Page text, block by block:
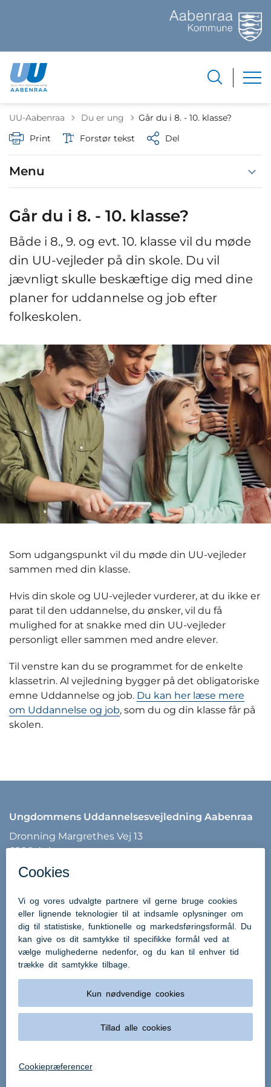
UU-Aabenraa Tilbage til
Du er ung
Går du i 8. - 10. klasse?
Print
Forstør tekst Del
Menu
Går du i 8. - 10. klasse?
Både i 8., 9. og evt. 10. klasse vil du møde
din UU-vejleder på din skole. Du vil
jævnligt skulle beskæftige dig med dine
planer for uddannelse og job efter
folkeskolen.
Som udgangspunkt vil du møde din UU-vejleder
sammen med din klasse.
Hvis din skole og UU-vejleder vurderer, at du ikke er
parat til den uddannelse, du ønsker, vil du få
mulighed for at snakke med din UU-vejleder
personligt eller sammen med andre elever.
Til venstre kan du se programmet for de enkelte
klassetrin. Al vejledning bygger på det obligatoriske
emne Uddannelse og job. Du kan her læse mere
om Uddannelse og job, som du og din klasse får på
skolen.
Ungdommens Uddannelsesvejledning Aabenraa
Dronning Margrethes Vej 13
6200 Aabenraa
Tlf: 7376 7540
Mail:uu@aabenraa.dk
Uddannelsesguiden - UG.DK
Brobygning.dk
Optagelse.dk
eVejledning
Tilgængelighedserklæring
Få oplyst UU-vejleder